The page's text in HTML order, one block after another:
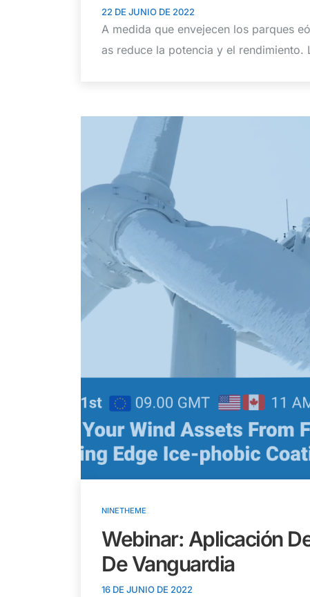
22 DE JUNIO DE 2022
A medida que envejecen los parques
as reduce la potencia y el rendimiento.
NINETHEME
Webinar: Aplicación
De Vanguardia
16 DE JUNIO DE 2022